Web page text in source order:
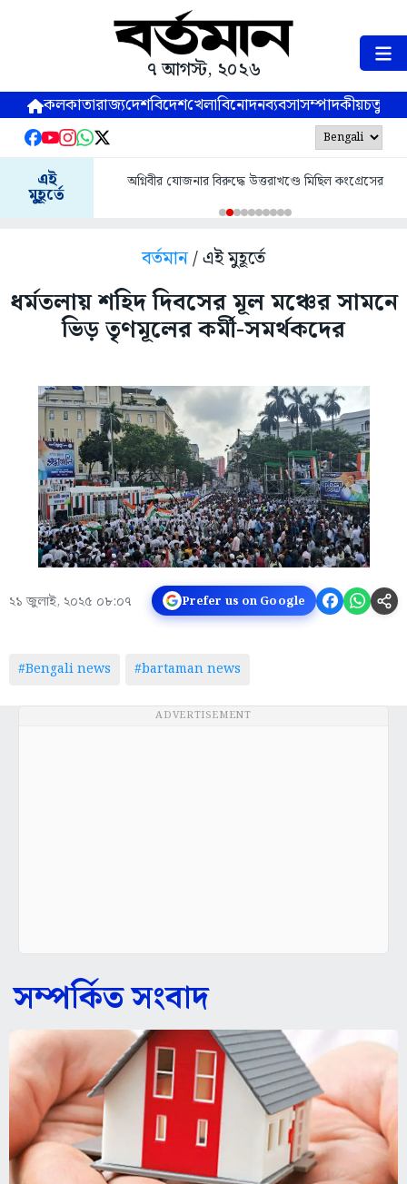
৭ আগস্ট, ২০২৬
কলকাতারাজ্যদেশবিদেশখেলাবিনোদনব্যবসাসম্পাদকীয়
এই
মুহূর্তে
অগ্নিবীর যোজনার বিরুদ্ধে উত্তরাখণ্ডে মিছিল কংগ্রেসের
বর্তমান/ এই মুহূর্তে
ধর্মতলায় শহিদ দিবসের মূল মঞ্চের সামনে
ভিড় তৃণমূলের কর্মী-সমর্থকদের
২১ জুলাই, ২০২৫ ০৮:০৭ Prefer us on Google
#Bengali news #bartaman news
ADVERTISEMENT
সম্পর্কিত সংবাদ